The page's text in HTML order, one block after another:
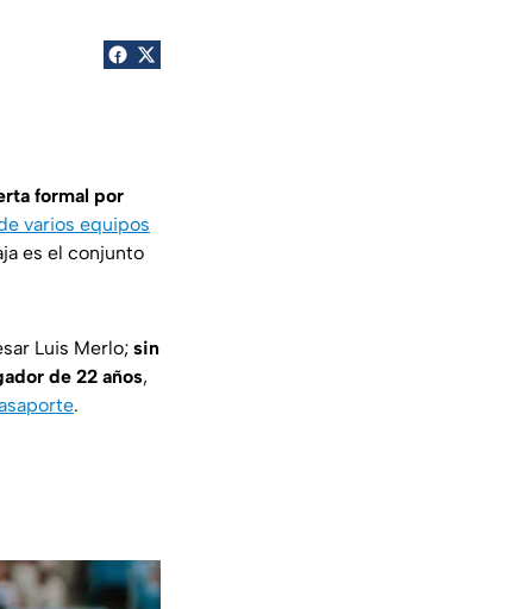
formal por
varios equipos
es el conjunto
Luis Merlo; sin
de 22 años,
.